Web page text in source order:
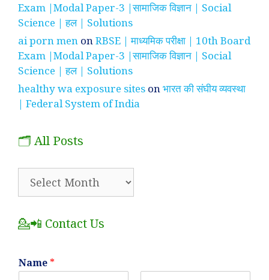
Exam |Modal Paper-3 |सामाजिक विज्ञान | Social
Science | हल | Solutions
ai porn men onRBSE | माध्यमिक परीक्षा | 10th Board
Exam |Modal Paper-3 |सामाजिक विज्ञान | Social
Science | हल | Solutions
healthy wa exposure sites onभारत की संघीय व्यवस्था
| Federal System of India
🗂️ All Posts
💁📲 Contact Us
Name *